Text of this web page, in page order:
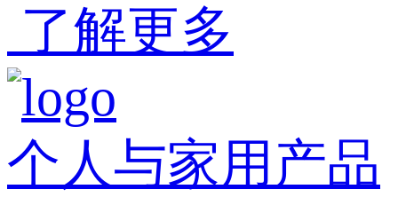
了解更多
个人与家用产品